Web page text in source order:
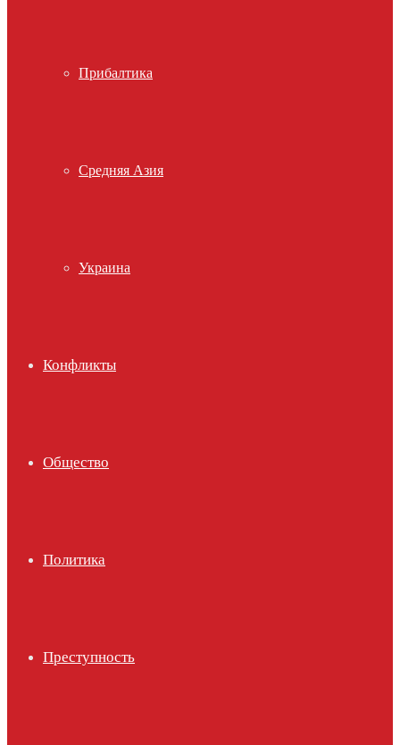
Прибалтика
Средняя Азия
Украина
Конфликты
Общество
Политика
Преступность